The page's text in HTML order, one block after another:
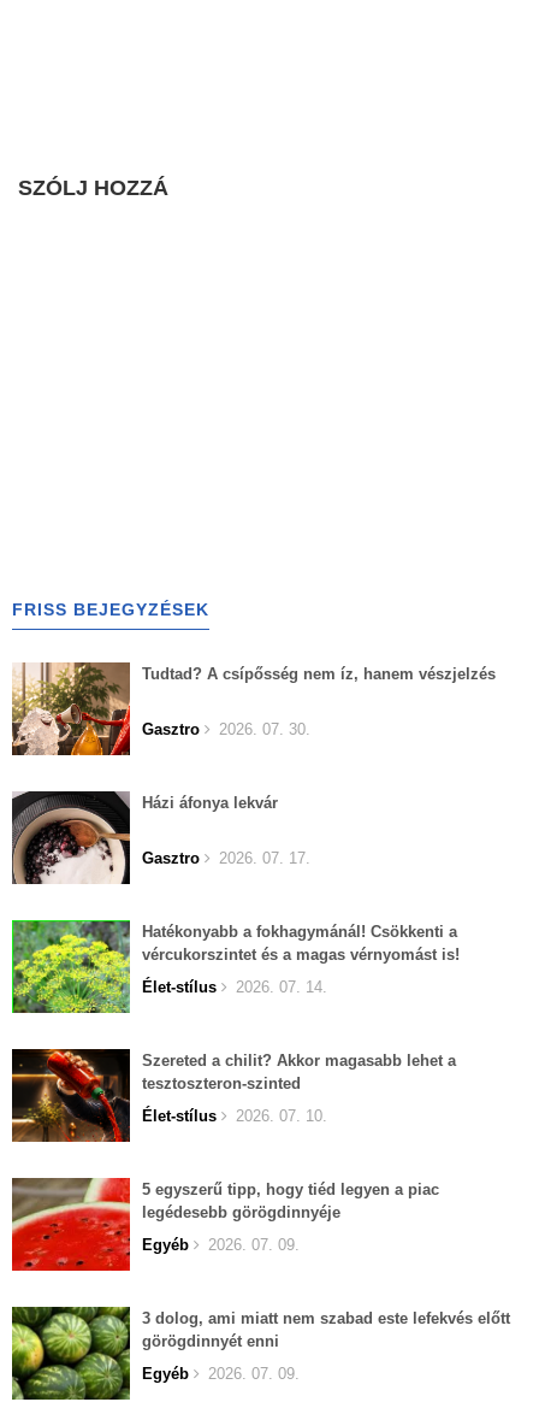
SZÓLJ HOZZÁ
FRISS BEJEGYZÉSEK
Tudtad? A csípősség nem íz, hanem vészjelzés
Gasztro 2026. 07. 30.
Házi áfonya lekvár
Gasztro 2026. 07. 17.
Hatékonyabb a fokhagymánál! Csökkenti a
vércukorszintet és a magas vérnyomást is!
Élet-stílus
2026. 07. 14.
Szereted a chilit? Akkor magasabb lehet a
tesztoszteron-szinted
Élet-stílus
2026. 07. 10.
5 egyszerű tipp, hogy tiéd legyen a piac
legédesebb görögdinnyéje
Egyéb
2026. 07. 09.
3 dolog, ami miatt nem szabad este lefekvés előtt
görögdinnyét enni
Egyéb
2026. 07. 09.